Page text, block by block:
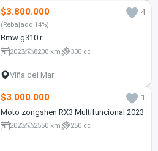
$3.800.000 4
(Rebajado 14%)
Bmw g310 r
2023 8200 km 300 cc
Viña del Mar
$3.000.000
1
Moto zongshen RX3 Multifuncional 2023
2023 2550 km 250 cc